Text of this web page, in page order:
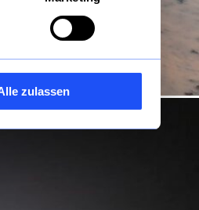
zulassen